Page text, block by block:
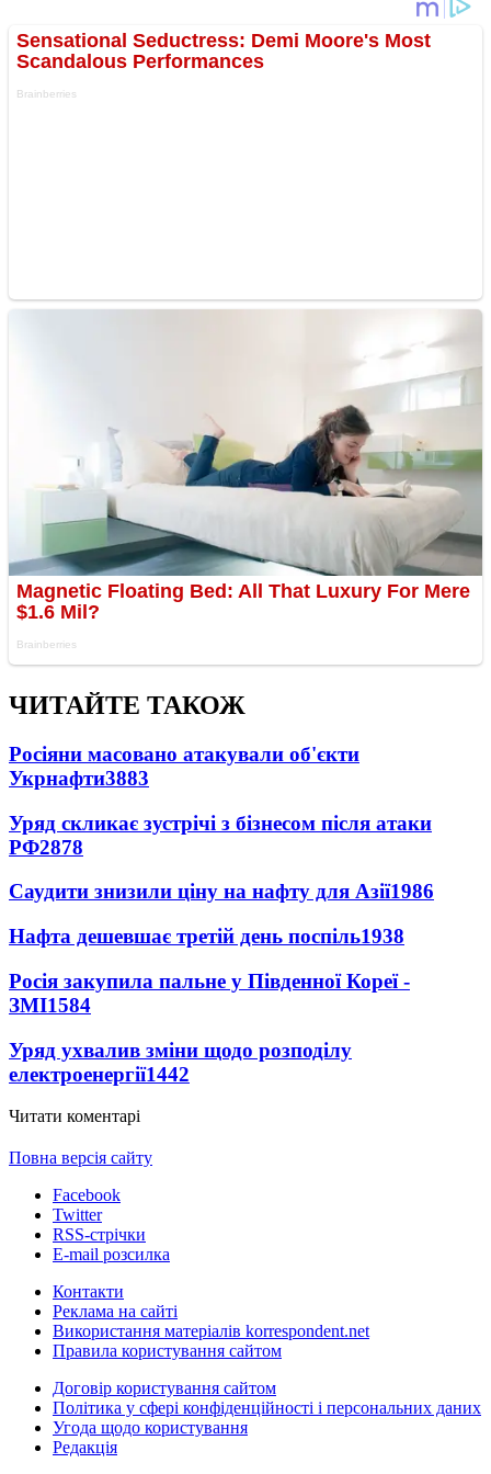
ЧИТАЙТЕ ТАКОЖ
Росіяни масовано атакували об'єкти
Укрнафти3883
Уряд скликає зустрічі з бізнесом після атаки
РФ2878
Саудити знизили ціну на нафту для Азії1986
Нафта дешевшає третій день поспіль1938
Росія закупила пальне у Південної Кореї -
ЗМІ1584
Уряд ухвалив зміни щодо розподілу
електроенергії1442
Читати коментарі
Повна версія сайту
Facebook
Twitter
RSS-стрічки
E-mail розсилка
Контакти
Реклама на сайті
Використання матеріалів korrespondent.net
Правила користування сайтом
Договір користування сайтом
Політика у сфері конфіденційності і персональних даних
Угода щодо користування
Редакція